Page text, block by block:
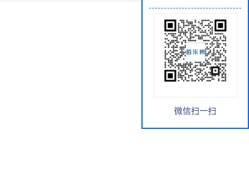
微信扫一扫